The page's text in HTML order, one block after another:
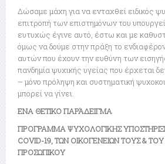
Δώσαμε μάχη για να ενταχθεί ειδικός
επιτροπή των επιστημόνων του
ευτυχώς έγινε αυτό, έστω και με
όμως να δούμε στην πράξη το
αυτών που έχουν την ευθύνη των
πανδημία ψυχικής υγείας που έρχεται
– μόνο πρόληψη και συστηματική
μπορεί να γίνει.
ΕΝΑ ΘΕΤΙΚΟ ΠΑΡΆΔΕΙΓΜΑ
ΠΡΟΓΡΑΜΜΑ ΨΥΧΟΛΟΓΙΚΗΣ
COVID-19, ΤΩΝ ΟΙΚΟΓΕΝΕΙΩΝ ΤΟΥΣ &
ΠΡΟΣΩΠΙΚΟΥ